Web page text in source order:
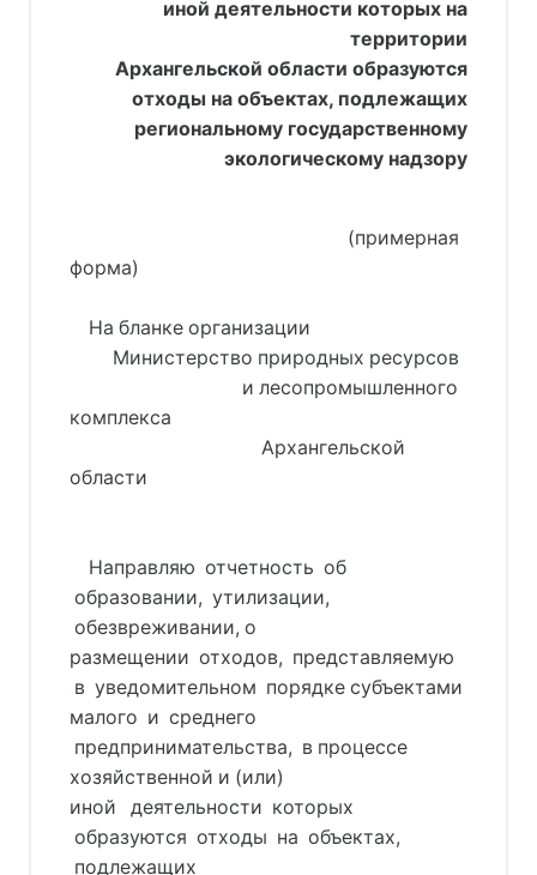
иной деятельности которых на
территории
Архангельской области образуются
отходы на объектах, подлежащих
региональному государственному
экологическому надзору
(примерная
форма)
На бланке организации
Министерство природных ресурсов
и лесопромышленного
комплекса
Архангельской
области
Направляю  отчетность  об
образовании,  утилизации,
обезвреживании, о
размещении  отходов,  представляемую
в  уведомительном  порядке субъектами
малого и среднего
предпринимательства, в процессе
хозяйственной и (или)
иной   деятельности  которых
образуются  отходы  на  объектах,
подлежащих